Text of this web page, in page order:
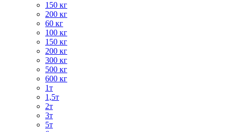
150 кг
200 кг
60 кг
100 кг
150 кг
200 кг
300 кг
500 кг
600 кг
1т
1,5т
2т
3т
5т